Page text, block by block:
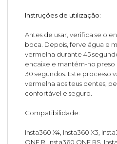
Instruções de utilização:
Antes de usar, verifica se o
boca. Depois, ferve água e
vermelha durante 45
encaixe e mantém-no
30 segundos. Este processo
vermelha aos teus dentes,
confortável e seguro.
Compatibilidade:
Insta360 X4, Insta360 X3,
ONE R, Insta360 ONE RS,